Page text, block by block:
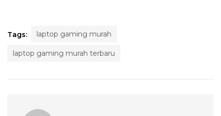
Tags: laptop gaming murah
laptop gaming murah terbaru